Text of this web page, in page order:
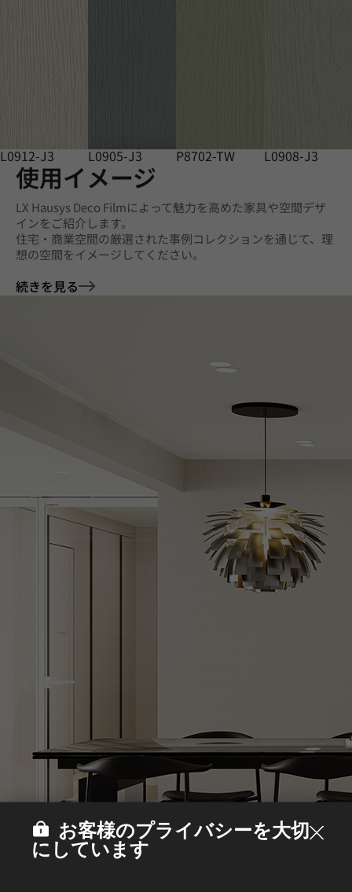
L0912-J3 L0905-J3 P8702-TW L0908-J3
使用イメージ
LX Hausys Deco Filmによって魅力を高めた家具や空間デザ
インをご紹介します。
住宅・商業空間の厳選された事例コレクションを通じて、理
想の空間をイメージしてください。
続きを見る
お客様のプライバシーを大切
にしています